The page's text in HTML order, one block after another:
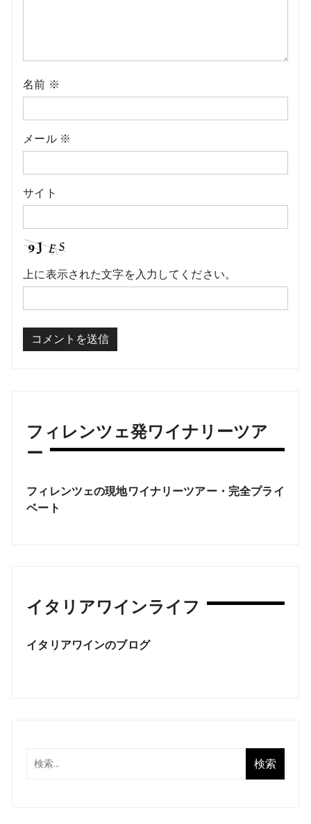
名前 ※
メール ※
サイト
上に表示された文字を入力してください。
フィレンツェ発ワイナリーツア
ー
フィレンツェの現地ワイナリーツアー・完全プライ
ベート
イタリアワインライフ
イタリアワインのブログ